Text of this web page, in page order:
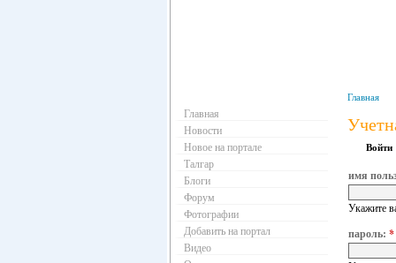
Главная
Войти
имя
Укажите
пароль: *
Главная
Новости
Новое на портале
Талгар
Блоги
Форум
Фотографии
Добавить на портал
Видео